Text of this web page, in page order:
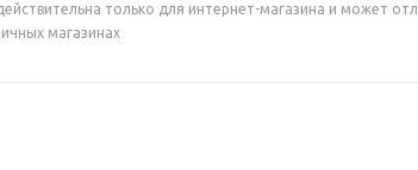
только для интернет-магазина и может
магазинах